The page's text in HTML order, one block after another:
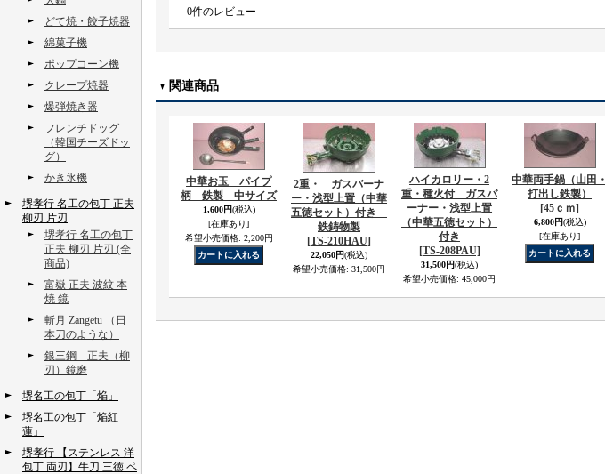
どて焼・餃子焼器
綿菓子機
ポップコーン機
クレープ焼器
爆弾焼き器
フレンチドッグ
（韓国チーズドッ
グ）
かき氷機
堺孝行 名工の包丁 正夫
柳刃 片刃
堺孝行 名工の包丁
正夫 柳刃 片刃 (全
商品)
富嶽 正夫 波紋 本
焼 鏡
斬月 Zangetu （日
本刀のような）
銀三鋼 正夫（柳
刃）鏡磨
堺名工の包丁「焔」
堺名工の包丁「焔紅
蓮」
堺孝行 【ステンレス 洋
包丁 両刃】牛刀 三徳 ペ
0件のレビュー
関連商品
中華お玉 パイプ
柄 鉄製 中サイズ
1,600円(税込)
[在庫あり]
希望小売価格: 2,200円
2重・ ガスバーナ
ー・浅型上置（中華
五徳セット）付き
鉄鋳物製
[TS-210HAU]
22,050円(税込)
希望小売価格: 31,500円
ハイカロリー・2
重・種火付 ガスバ
ーナー・浅型上置
（中華五徳セット）
付き
[TS-208PAU]
31,500円(税込)
希望小売価格: 45,000円
中華両手鍋（山田・
打出し鉄製）
[45ｃｍ]
6,800円(税込)
[在庫あり]